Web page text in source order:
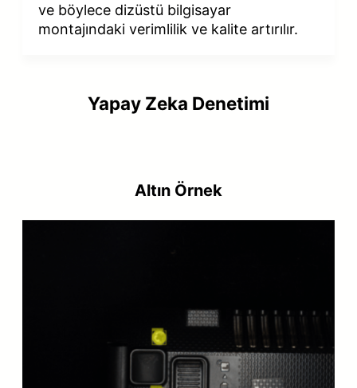
ve böylece dizüstü bilgisayar
montajındaki verimlilik ve kalite artırılır.
Yapay Zeka Denetimi
Altın Örnek